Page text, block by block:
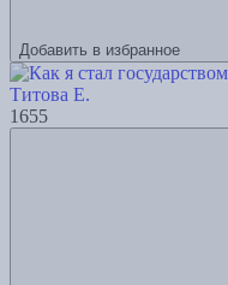
Добавить в избранное
Титова Е.
1655